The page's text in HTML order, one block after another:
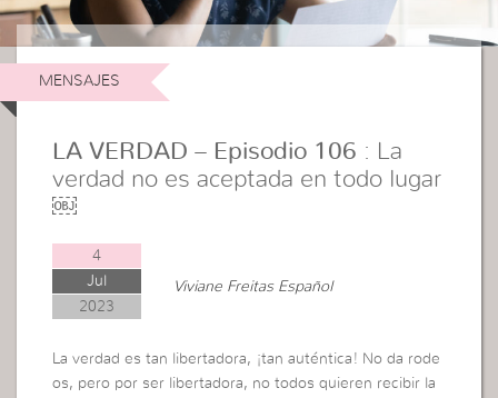
MENSAJES
LA VERDAD – Episodio 106 : La
verdad no es aceptada en todo lugar
￼
4
Jul
2023
Viviane Freitas Español
La verdad es tan libertadora, ¡tan auténtica! No da rode
os, pero por ser libertadora, no todos quieren recibir la